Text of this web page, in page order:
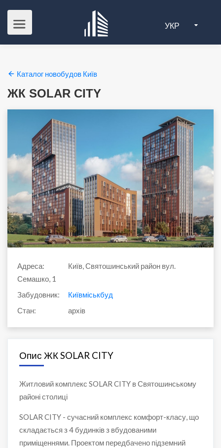
УКР
Каталог новобудов Київ
ЖК SOLAR CITY
Адреса:
Київ, Святошинський район вул.
Семашко, 1
Забудовник:
Київміськбуд
Стан:
архів
Опис ЖК SOLAR CITY
Житловий комплекс SOLAR CITY в Святошинському
районі столиці
SOLAR CITY - сучасний комплекс комфорт-класу, що
складається з 4 будинків з вбудованими
приміщеннями. Проектом передбачено підземний